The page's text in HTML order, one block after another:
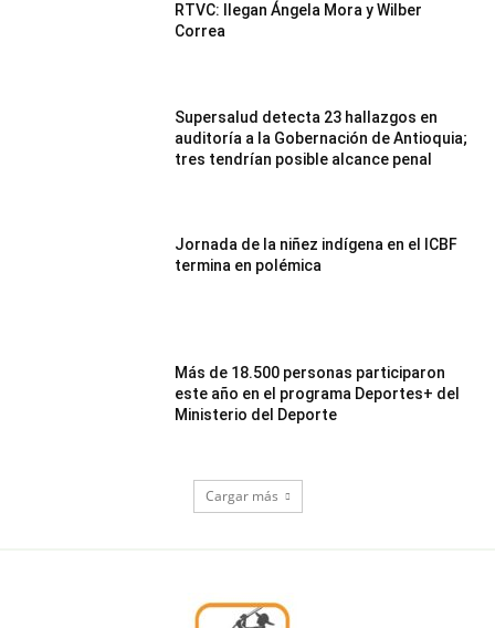
RTVC: llegan Ángela Mora y Wilber
Correa
Supersalud detecta 23 hallazgos en
auditoría a la Gobernación de Antioquia;
tres tendrían posible alcance penal
Jornada de la niñez indígena en el ICBF
termina en polémica
Más de 18.500 personas participaron
este año en el programa Deportes+ del
Ministerio del Deporte
Cargar más